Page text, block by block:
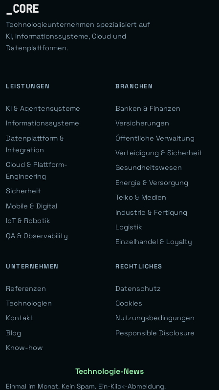
_CORE
Technologieunternehmen spezialisiert auf
KI, Informationssysteme, Cloud und
Datenplattformen.
LEISTUNGEN
KI & Agentensysteme
Informationssysteme
Datenplattform &
Integration
Cloud & Plattform-
Engineering
Sicherheit
Mobile & Digital
IoT & Robotik
QA & Observability
BRANCHEN
Banken & Finanzen
Versicherungen
Öffentliche Verwaltung
Verteidigung & Sicherheit
Gesundheitswesen
Energie & Versorgung
Telko & Medien
Industrie & Fertigung
Logistik
Einzelhandel & Loyalty
UNTERNEHMEN
Referenzen
Technologien
Kontakt
Blog
Know-how
RECHTLICHES
Datenschutz
Cookies
Nutzungsbedingungen
Responsible Disclosure
Technologie-News
Einmal im Monat. Kein Spam. Ein-Klick-Abmeldung.